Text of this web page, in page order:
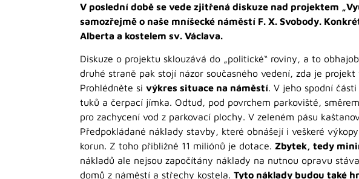
V poslední době se vede zjitřená diskuze nad projektem
samozřejmě o naše mníšecké náměstí F. X. Svobody.
Alberta a kostelem sv. Václava.
Diskuze o projektu sklouzává do „politické“ roviny, a to
druhé straně pak stojí názor současného vedení, zda je
Prohlédněte si výkres situace na náměstí. V jeho spodní
tuků a čerpací jímka. Odtud, pod povrchem parkoviště,
pro zachycení vod z parkovací plochy. V zeleném pásu
Předpokládané náklady stavby, které obnášejí i veškeré
korun. Z toho přibližně 11 miliónů je dotace. Zbytek, tedy
nákladů ale nejsou započítány náklady na nutnou opravu
domů z náměstí a střechy kostela. Tyto náklady budou také